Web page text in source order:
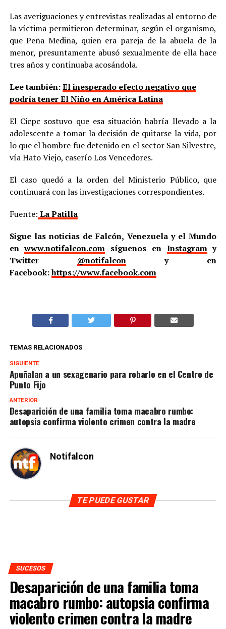
Las averiguaciones y entrevistas realizadas al entorno de
la víctima permitieron determinar, según el organismo,
que Peña Medina, quien era pareja de la abuela de la
menor, presuntamente abusó sexualmente de ella hace
tres años y continuaba acosándola.
Lee también:El inesperado efecto negativo que
podría tener El Niño en América Latina
El Cicpc sostuvo que esa situación habría llevado a la
adolescente a tomar la decisión de quitarse la vida, por
lo que el hombre fue detenido en el sector San Silvestre,
vía Hato Viejo, caserío Los Vencedores.
El caso quedó a la orden del Ministerio Público, que
continuará con las investigaciones correspondientes.
Fuente: La Patilla
Sigue las noticias de Falcón, Venezuela y el Mundo
enwww.notifalcon.com síguenos en Instagramy
Twitter @notifalcony en
Facebook:https://www.facebook.com
TEMAS RELACIONADOS
SIGUIENTE
Apuñalan a un sexagenario para robarlo en el Centro de
Punto Fijo
ANTERIOR
Desaparición de una familia toma macabro rumbo:
autopsia confirma violento crimen contra la madre
Notifalcon
TE PUEDE GUSTAR
SUCESOS
Desaparición de una familia toma
macabro rumbo: autopsia confirma
violento crimen contra la madre